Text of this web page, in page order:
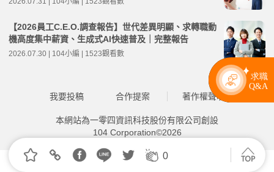
0
【2026員工C.E.O.調查報告】世代差異明顯、求轉職動
機高度集中薪資、生成式AI快速普及｜完整報告
2026.07.30 | 104小編 | 1523觀看數
我要投稿 合作提案 著作權聲明
本網站為一零四資訊科技股份有限公司創設
104 Corporation©2026